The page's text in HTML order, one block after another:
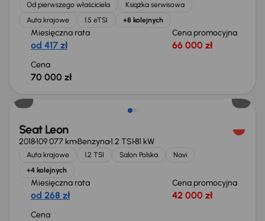
Od pierwszego właściciela
Książka serwisowa
Auta krajowe
1.5 eTSI +8 kolejnych
Miesięczna rata
od 417 zł
Cena promocyjna
66 000 zł
Cena
70 000 zł
Seat Leon
2018109 077 kmBenzyna1.2 TSI81 kW
Auta krajowe 1.2 TSI Salon Polska
Navi
+4 kolejnych
Miesięczna rata
od 268 zł
Cena promocyjna
42 000 zł
Cena